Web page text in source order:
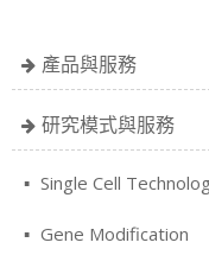
產品與服務
研究模式與服務
Single Cell
Gene Modification